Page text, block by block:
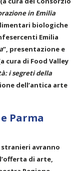
in Emilia
biologiche
Emilia
”, presentazione e
di Food Valley
i segreti della
dell’antica arte
Parma
avranno
di arte,